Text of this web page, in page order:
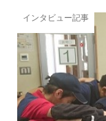
インタビュー記事